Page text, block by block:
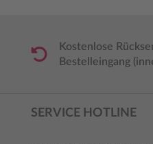
Kostenlose
Bestelleingang
SERVICE HOTLINE